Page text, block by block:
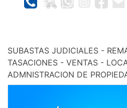
SUBASTAS JUDICIALES -
TASACIONES - VENTAS -
ADMNISTRACION DE